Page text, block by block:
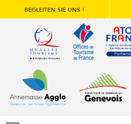
BEGLEITEN SIE UNS !
Qualité tourisme (s'ouvre
Office deAtout
Annemasse Agglo (s'ouvre dans